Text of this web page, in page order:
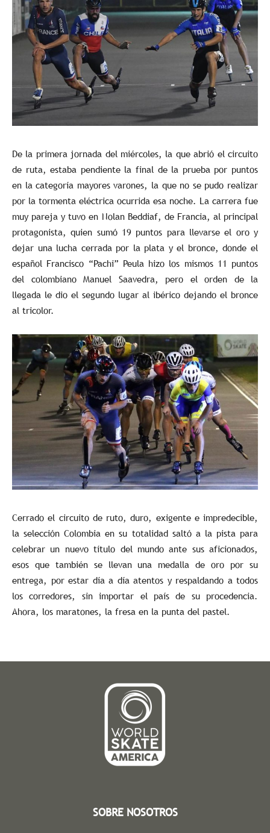
De la primera jornada del miércoles, la que abrió el circuito
de ruta, estaba pendiente la final de la prueba por puntos
en la categoría mayores varones, la que no se pudo realizar
por la tormenta eléctrica ocurrida esa noche. La carrera fue
muy pareja y tuvo en Nolan Beddiaf, de Francia, al principal
protagonista, quien sumó 19 puntos para llevarse el oro y
dejar una lucha cerrada por la plata y el bronce, donde el
español Francisco “Pachi” Peula hizo los mismos 11 puntos
del colombiano Manuel Saavedra, pero el orden de la
llegada le dio el segundo lugar al ibérico dejando el bronce
al tricolor.
Cerrado el circuito de ruto, duro, exigente e impredecible,
la selección Colombia en su totalidad saltó a la pista para
celebrar un nuevo título del mundo ante sus aficionados,
esos que también se llevan una medalla de oro por su
entrega, por estar día a día atentos y respaldando a todos
los corredores, sin importar el país de su procedencia.
Ahora, los maratones, la fresa en la punta del pastel.
SOBRE NOSOTROS